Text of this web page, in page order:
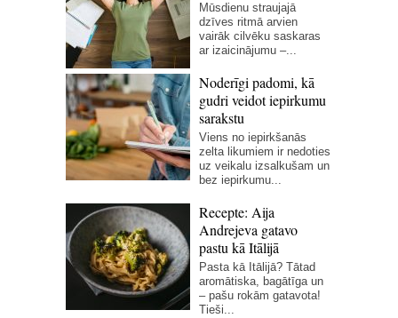
Mūsdienu straujajā
dzīves ritmā arvien
vairāk cilvēku saskaras
ar izaicinājumu –...
Noderīgi padomi, kā
gudri veidot iepirkumu
sarakstu
Viens no iepirkšanās
zelta likumiem ir nedoties
uz veikalu izsalkušam un
bez iepirkumu...
Recepte: Aija
Andrejeva gatavo
pastu kā Itālijā
Pasta kā Itālijā? Tātad
aromātiska, bagātīga un
– pašu rokām gatavota!
Tieši...